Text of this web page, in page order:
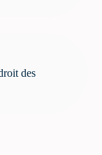
des